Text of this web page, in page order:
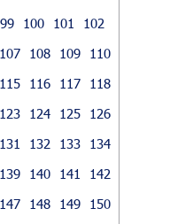
99 100 101
102
107 108 109
110
115 116 117
118
123 124 125
126
131 132 133
134
139 140 141
142
147 148 149
150